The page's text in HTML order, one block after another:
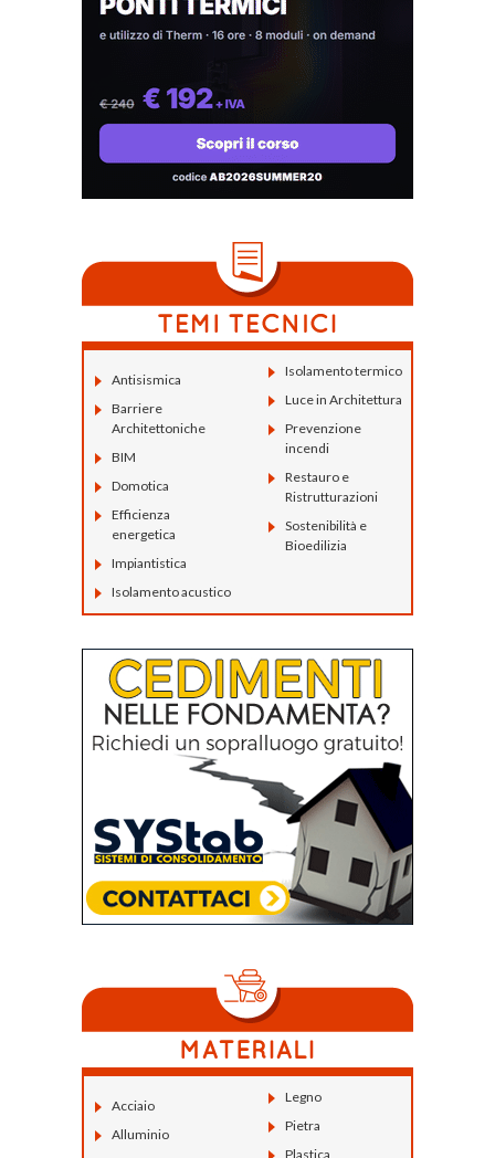
Antisismica
Barriere
Architettoniche
BIM
Domotica
Efficienza
energetica
Impiantistica
Isolamento acustico
Isolamento termico
Luce in Architettura
Prevenzione
incendi
Restauro e
Ristrutturazioni
Sostenibilità e
Bioedilizia
Acciaio
Alluminio
Legno
Pietra
Plastica